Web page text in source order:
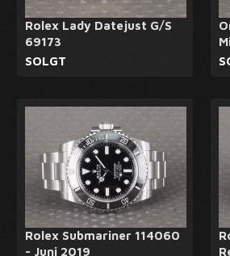
Rolex Lady Datejust G/S
69173
SOLGT
Rolex Submariner 114060
- Juni 2019